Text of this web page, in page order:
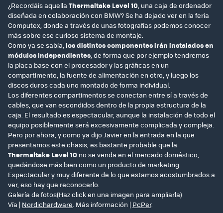
¿Recordáis aquella Thermaltake Level 10, una caja de ordenador
diseñada en colaboración con BMW? Se ha dejado ver en la feria
Computex, donde a través de unas fotografías podemos conocer
más sobre ese curioso sistema de montaje.
Como ya se sabía, los distintos componentes irán instalados en
módulos independientes, de forma que por ejemplo tendremos
la placa base con el procesador y las gráficas en un
compartimento, la fuente de alimentación en otro, y luego los
discos duros cada uno montado de forma individual.
Los diferentes compartimentos se conectan entre sí a través de
cables, que van escondidos dentro de la propia estructura de la
caja. El resultado es espectacular, aunque la instalación de todo el
equipo posiblemente será excesivamente complicada y compleja.
Pero por ahora, y como ya dijo Javier en la entrada en la que
presentamos este chasis, es bastante probable que la
Thermaltake Level 10 no se venda en el mercado doméstico,
quedándose más bien como un producto de marketing.
Espectacular y muy diferente de lo que estamos acostumbrados a
ver, eso hay que reconocerlo.
Galería de fotos(Haz click en una imagen para ampliarla)
Vía | Nordichardware. Más información | PcPer.